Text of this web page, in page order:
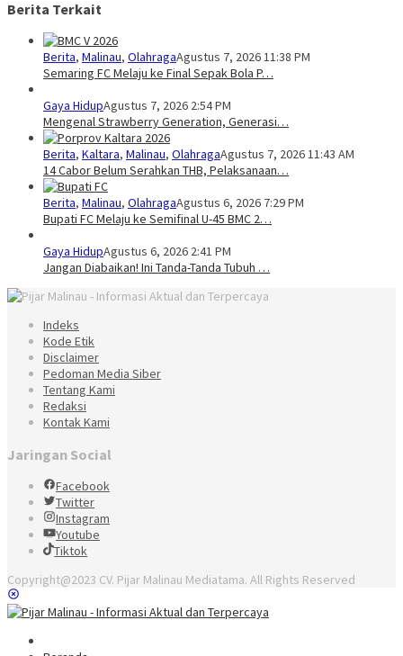
Berita Terkait
Berita, Malinau, OlahragaAgustus 7, 2026 11:38 PM
Semaring FC Melaju ke Final Sepak Bola P…
Gaya HidupAgustus 7, 2026 2:54 PM
Mengenal Strawberry Generation, Generasi…
Berita, Kaltara, Malinau, OlahragaAgustus 7, 2026 11:43 AM
14 Cabor Belum Serahkan THB, Pelaksanaan…
Berita, Malinau, OlahragaAgustus 6, 2026 7:29 PM
Bupati FC Melaju ke Semifinal U-45 BMC 2…
Gaya HidupAgustus 6, 2026 2:41 PM
Jangan Diabaikan! Ini Tanda-Tanda Tubuh …
Indeks
Kode Etik
Disclaimer
Pedoman Media Siber
Tentang Kami
Redaksi
Kontak Kami
Jaringan Social
Facebook
Twitter
Instagram
Youtube
Tiktok
Copyright@2023 CV. Pijar Malinau Mediatama. All Rights Reserved